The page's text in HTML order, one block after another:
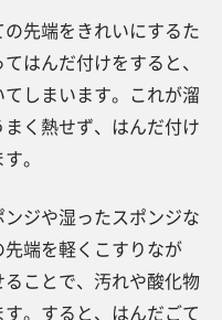
先端をきれいにするた
はんだ付けをすると、
しまいます。これが溜
く熱せず、はんだ付け
。
ジや湿ったスポンジな
端を軽くこすりなが
ことで、汚れや酸化物
。すると、はんだごて